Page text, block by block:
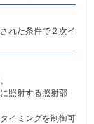
れた条件で２次イ
照射する照射部
イミングを制御可